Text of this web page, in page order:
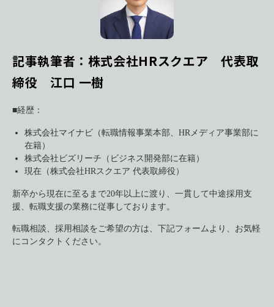
記事執筆者：株式会社HRスクエア 代表取
締役 江口 一樹
■経歴：
株式会社マイナビ（転職情報事業本部、HRメディア事業部に
在籍）
株式会社ビズリーチ（ビジネス開発部に在籍）
現在（株式会社HRスクエア 代表取締役）
新卒から現在に至るまで20年以上に渡り、一貫して中途採用支
援、転職支援の業務に従事しております。
転職相談、採用相談をご希望の方は、下記フォームより、お気軽
にコンタクトください。